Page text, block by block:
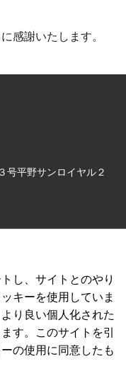
感謝いたします。
号平野サンロイヤル２
し、サイトとのやり
キーを使用していま
り良い個人化された
す。このサイトを引
の使用に同意したも